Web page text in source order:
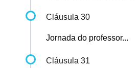
Cláusula 30
Jornada do professor...
Cláusula 31